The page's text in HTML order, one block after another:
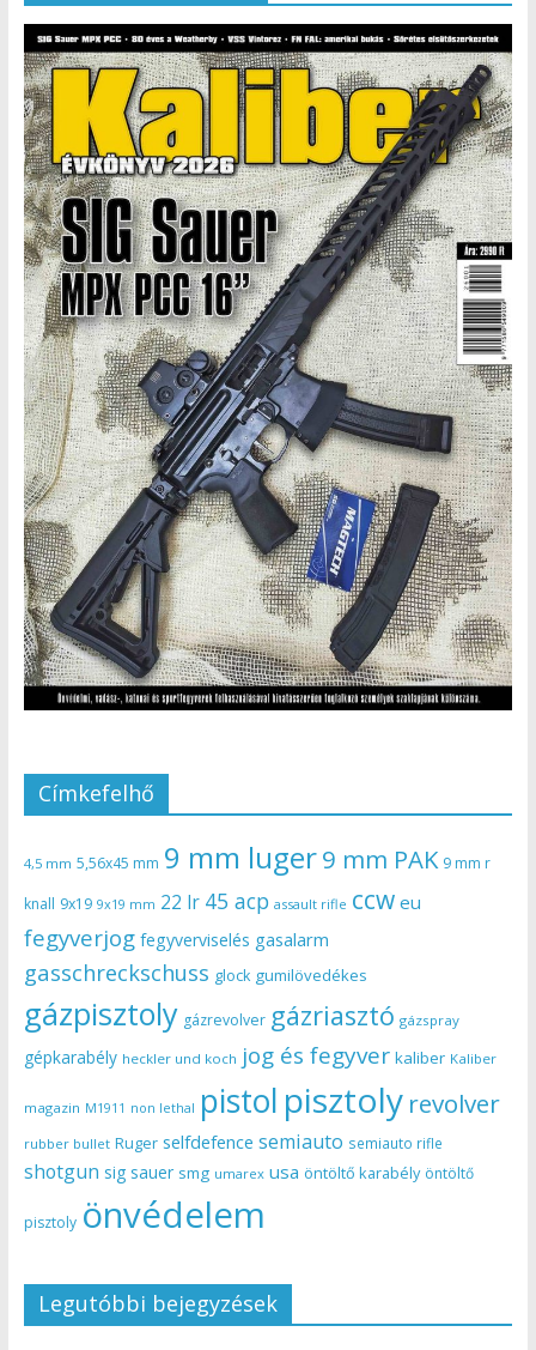
Címkefelhő
4,5 mm 5,56x45 mm 9 mm luger9 mm PAK 9 mm r
knall 9x19 9x19 mm 22 lr 45 acp assault rifle ccw eu
fegyverjog fegyverviselés gasalarm
gasschreckschuss glock gumilövedékes
gázpisztoly gázrevolver gázriasztó gázspray
gépkarabély heckler und koch jog és fegyver kaliber Kaliber
magazin M1911 non lethal pistol pisztoly revolver
rubber bullet Ruger selfdefence semiauto semiauto rifle
shotgun sig sauer smg umarex usa öntöltő karabély öntöltő
pisztoly önvédelem
Legutóbbi bejegyzések